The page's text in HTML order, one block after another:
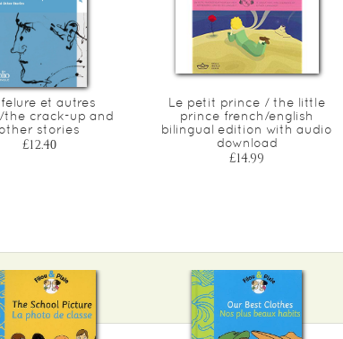
et autres
the crack-up and
other stories
£12.40
Le petit prince / the little
prince french/english
bilingual edition with audio
download
£14.99